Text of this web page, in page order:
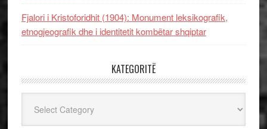
Fjalori i Kristoforidhit (1904): Monument leksikografik,
etnogjeografik dhe i identitetit kombëtar shqiptar
KATEGORITË